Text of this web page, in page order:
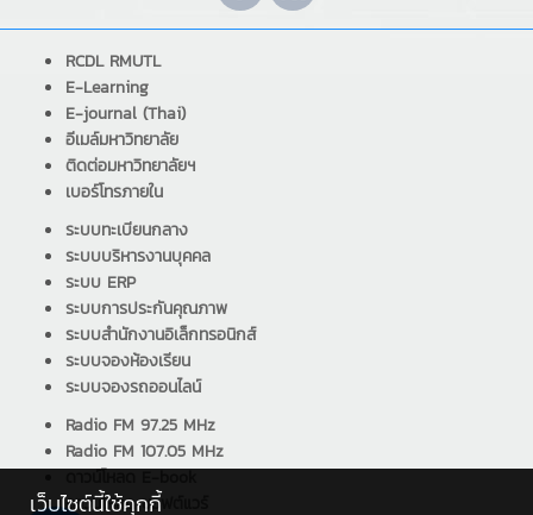
RCDL RMUTL
E-Learning
E-journal (Thai)
อีเมล์มหาวิทยาลัย
ติดต่อมหาวิทยาลัยฯ
เบอร์โทรภายใน
ระบบทะเบียนกลาง
ระบบบริหารงานบุคคล
ระบบ ERP
ระบบการประกันคุณภาพ
ระบบสำนักงานอิเล็กทรอนิกส์
ระบบจองห้องเรียน
ระบบจองรถออนไลน์
Radio FM 97.25 MHz
Radio FM 107.05 MHz
ดาวน์โหลด E-book
ดาวน์โหลด ซอฟต์แวร์
เว็บไซต์นี้ใช้คุกกี้